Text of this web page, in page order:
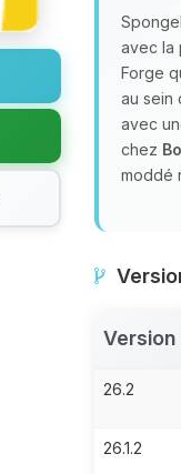
avec la
Forge
au sein
avec
chez
moddé
Version
26.2
26.1.2